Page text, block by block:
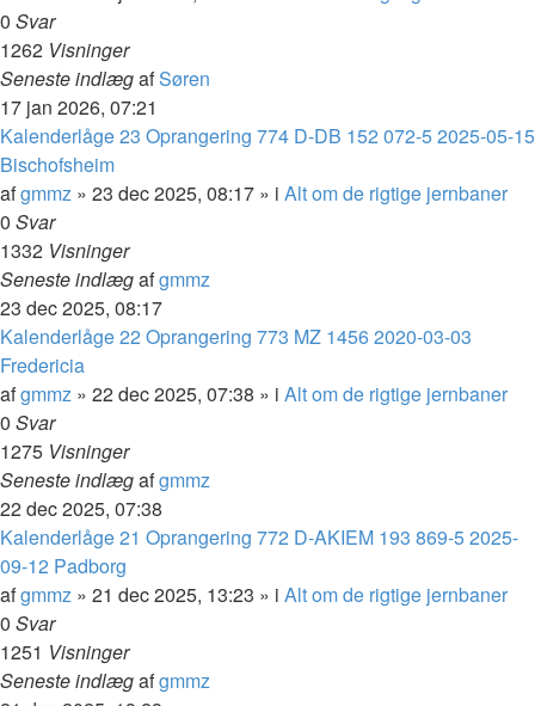
0 Svar
1262 Visninger
Seneste indlægafSøren
17 jan 2026, 07:21
Kalenderlåge 23 Oprangering 774 D-DB 152 072-5 2025-05-15
Bischofsheim
afgmmz » 23 dec 2025, 08:17 » i Alt om de rigtige jernbaner
0 Svar
1332 Visninger
Seneste indlægafgmmz
23 dec 2025, 08:17
Kalenderlåge 22 Oprangering 773 MZ 1456 2020-03-03
Fredericia
afgmmz » 22 dec 2025, 07:38 » i Alt om de rigtige jernbaner
0 Svar
1275 Visninger
Seneste indlægafgmmz
22 dec 2025, 07:38
Kalenderlåge 21 Oprangering 772 D-AKIEM 193 869-5 2025-
09-12 Padborg
afgmmz » 21 dec 2025, 13:23 » i Alt om de rigtige jernbaner
0 Svar
1251 Visninger
Seneste indlægafgmmz